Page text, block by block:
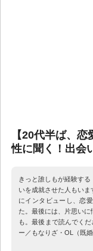
【20代半ば、
性に聞く！出会
きっと誰しもが経験す
いを成就させた人もい
にインタビューし、恋
た。最後には、片思い
も。最後まで読んでく
ー／もなりざ・OL（既婚